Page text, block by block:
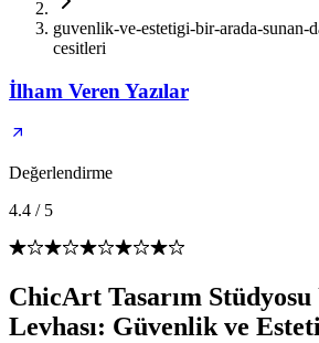
guvenlik-ve-estetigi-bir-arada-sunan-
cesitleri
İlham Veren Yazılar
Değerlendirme
4.4 / 5
ChicArt Tasarım Stüdyosu
Levhası: Güvenlik ve